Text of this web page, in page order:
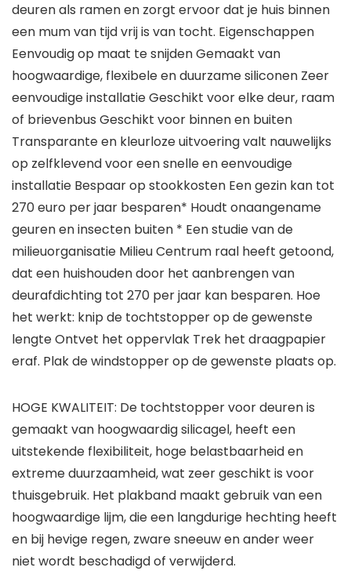
deuren als ramen en zorgt ervoor dat je huis binnen
een mum van tijd vrij is van tocht. Eigenschappen
Eenvoudig op maat te snijden Gemaakt van
hoogwaardige, flexibele en duurzame siliconen Zeer
eenvoudige installatie Geschikt voor elke deur, raam
of brievenbus Geschikt voor binnen en buiten
Transparante en kleurloze uitvoering valt nauwelijks
op zelfklevend voor een snelle en eenvoudige
installatie Bespaar op stookkosten Een gezin kan tot
270 euro per jaar besparen* Houdt onaangename
geuren en insecten buiten * Een studie van de
milieuorganisatie Milieu Centrum raal heeft getoond,
dat een huishouden door het aanbrengen van
deurafdichting tot 270 per jaar kan besparen. Hoe
het werkt: knip de tochtstopper op de gewenste
lengte Ontvet het oppervlak Trek het draagpapier
eraf. Plak de windstopper op de gewenste plaats op.
HOGE KWALITEIT: De tochtstopper voor deuren is
gemaakt van hoogwaardig silicagel, heeft een
uitstekende flexibiliteit, hoge belastbaarheid en
extreme duurzaamheid, wat zeer geschikt is voor
thuisgebruik. Het plakband maakt gebruik van een
hoogwaardige lijm, die een langdurige hechting heeft
en bij hevige regen, zware sneeuw en ander weer
niet wordt beschadigd of verwijderd.